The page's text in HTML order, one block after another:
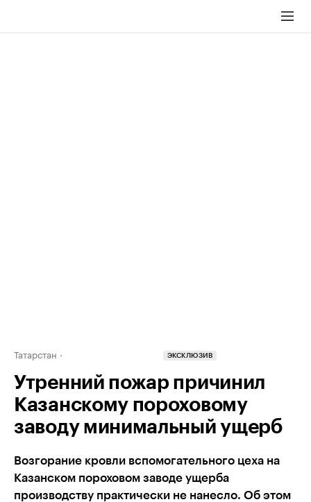
Татарстан ЭКСКЛЮЗИВ
Утренний пожар причинил
Казанскому пороховому
заводу минимальный ущерб
Возгорание кровли вспомогательного цеха на
Казанском пороховом заводе ущерба
производству практически не нанесло. Об этом